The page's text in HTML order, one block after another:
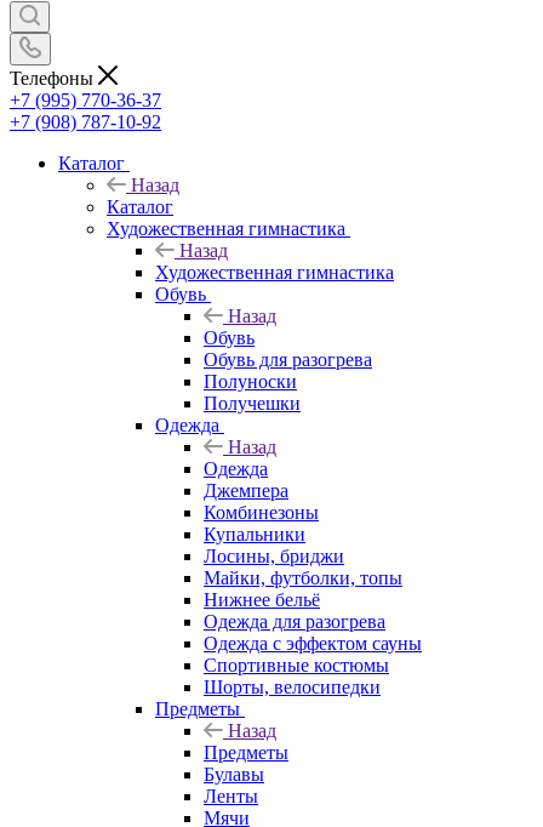
Телефоны
+7 (995) 770-36-37
+7 (908) 787-10-92
Каталог
Назад
Каталог
Художественная гимнастика
Назад
Художественная гимнастика
Обувь
Назад
Обувь
Обувь для разогрева
Полуноски
Получешки
Одежда
Назад
Одежда
Джемпера
Комбинезоны
Купальники
Лосины, бриджи
Майки, футболки, топы
Нижнее бельё
Одежда для разогрева
Одежда с эффектом сауны
Спортивные костюмы
Шорты, велосипедки
Предметы
Назад
Предметы
Булавы
Ленты
Мячи